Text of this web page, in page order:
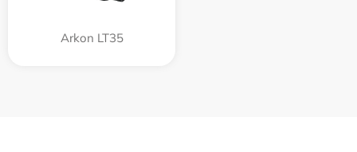
Arkon LT35